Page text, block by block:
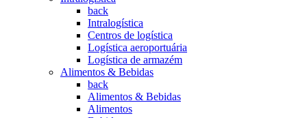
back
Intralogística
Centros de logística
Logística aeroportuária
Logística de armazém
Alimentos & Bebidas
back
Alimentos & Bebidas
Alimentos